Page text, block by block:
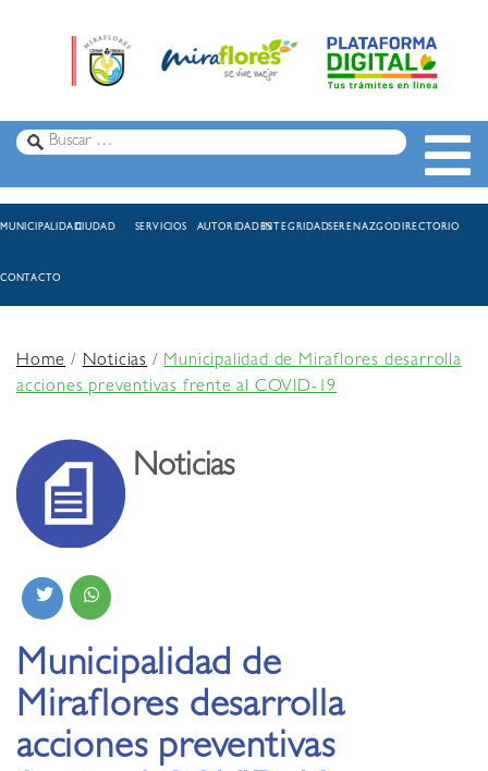
MUNICIPALIDADCIUDAD SERVICIOS AUTORIDADESINTEGRIDADSERENAZGODIRECTORIO
CONTACTO
Home/Noticias /Municipalidad de Miraflores desarrolla
acciones preventivas frente al COVID-19
Noticias
Municipalidad de
Miraflores desarrolla
acciones preventivas